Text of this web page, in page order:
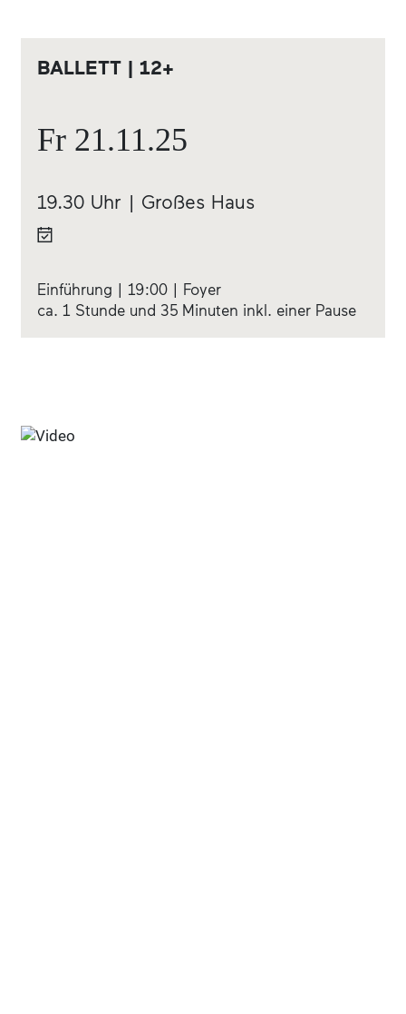
BALLETT | 12+
Fr 21.11.25
19.30 Uhr | Großes Haus
Einführung | 19:00 | Foyer
ca. 1 Stunde und 35 Minuten inkl. einer Pause